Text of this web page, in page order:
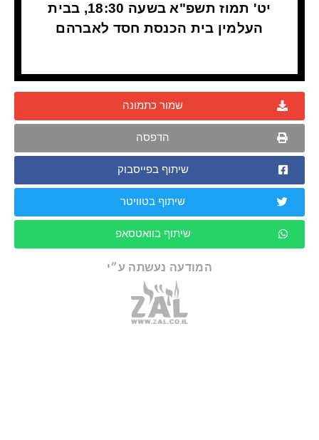
יט' תמוז תשפ"א בשעה 18:30, בבית
העלמין בית הכנסת חסד לאברהם
שמור כתמונה
הדפסה
שיתוף בפייסבוק
שיתוף בטוויטר
שיתוף בוואטסאפ
המודעה נעשתה ע״י